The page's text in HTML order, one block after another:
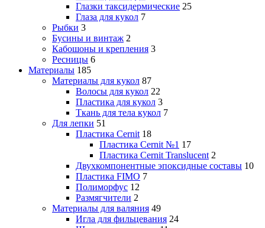
Глазки таксидермические 25
Глаза для кукол 7
Рыбки 3
Бусины и винтаж 2
Кабошоны и крепления 3
Ресницы 6
Материалы 185
Материалы для кукол 87
Волосы для кукол 22
Пластика для кукол 3
Ткань для тела кукол 7
Для лепки 51
Пластика Cernit 18
Пластика Cernit №1 17
Пластика Cernit Translucent 2
Двухкомпонентные эпоксидные составы 10
Пластика FIMO 7
Полиморфус 12
Размягчители 2
Материалы для валяния 49
Игла для фильцевания 24